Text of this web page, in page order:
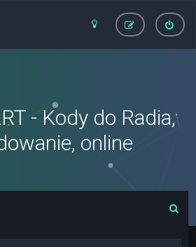
- Kody do Radia,
online